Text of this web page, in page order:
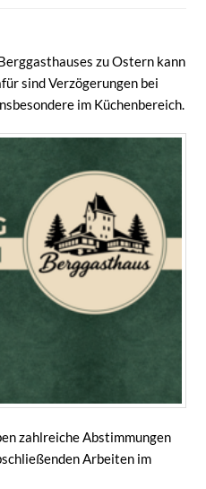
zu Ostern kann
sind Verzögerungen bei
im Küchenbereich.
zahlreiche Abstimmungen
Arbeiten im